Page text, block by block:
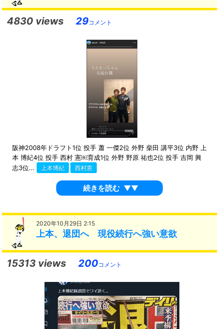
4830 views 29コメント
阪神2008年ドラフト1位 投手 蕭 一傑2位 外野 柴田 講平3位 内野 上
本 博紀4位 投手 西村 憲￼育成1位 外野 野原 祐也2位 投手 吉岡 興
志3位...
上本博紀 西村憲
続きを読む ▼▼
2020年10月29日 2:15
上本、退団へ 現役続行へ強い意欲
15313 views 200コメント